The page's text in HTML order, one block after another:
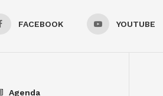
FACEBOOK YOUTUBE
Agenda